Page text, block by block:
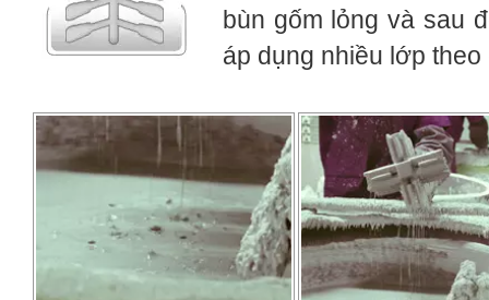
bùn gốm lỏng và sau
áp dụng nhiều lớp theo